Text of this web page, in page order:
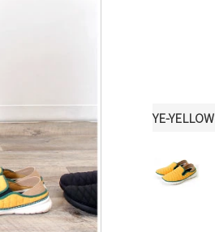
YE-YELLOW